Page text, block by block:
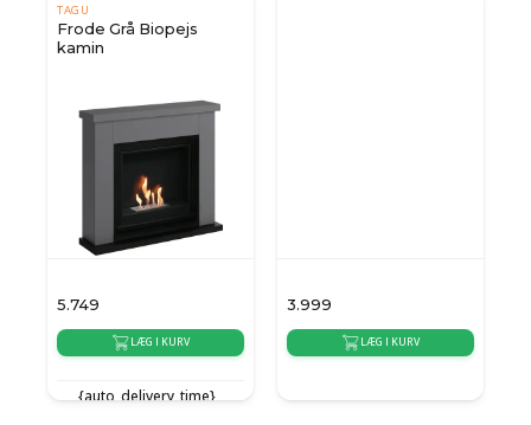
TAGU
Frode Grå Biopejs
kamin
5.749
LÆG I KURV
{auto_delivery_time}
3.999
LÆG I KURV